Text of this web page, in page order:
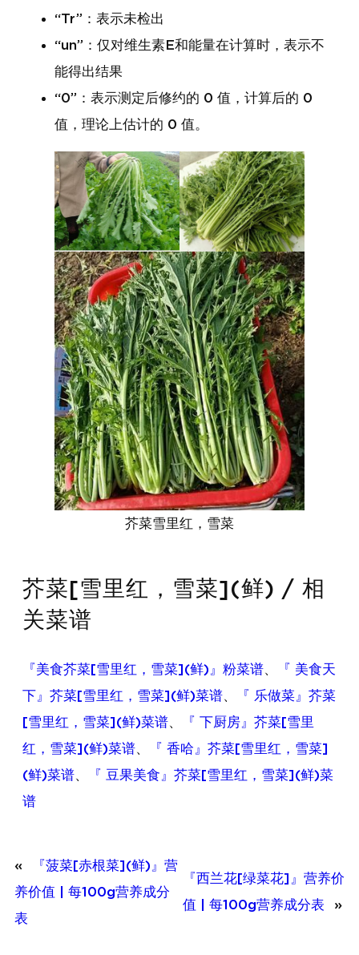
“Tr”：表示未检出
“un”：仅对维生素E和能量在计算时，表示不
能得出结果
“0”：表示测定后修约的 0 值，计算后的 0
值，理论上估计的 0 值。
芥菜雪里红，雪菜
芥菜[雪里红，雪菜](鲜) / 相
关菜谱
『美食芥菜[雪里红，雪菜](鲜)』粉菜谱、
『 美食天
下』芥菜[雪里红，雪菜](鲜)菜谱、
『 乐做菜』芥菜
[雪里红，雪菜](鲜)菜谱、
『 下厨房』芥菜[雪里
红，雪菜](鲜)菜谱、
『 香哈』芥菜[雪里红，雪菜]
(鲜)菜谱、
『 豆果美食』芥菜[雪里红，雪菜](鲜)菜
谱
«
『菠菜[赤根菜](鲜)』营
养价值 | 每100g营养成分
表
『西兰花[绿菜花]』营养价
值 | 每100g营养成分表
»